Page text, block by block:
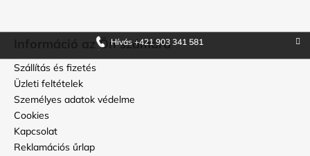
Hívás +421 903 341 581
Információ az Ön számára
Szállítás és fizetés
Üzleti feltételek
Személyes adatok védelme
Cookies
Kapcsolat
Reklamációs űrlap